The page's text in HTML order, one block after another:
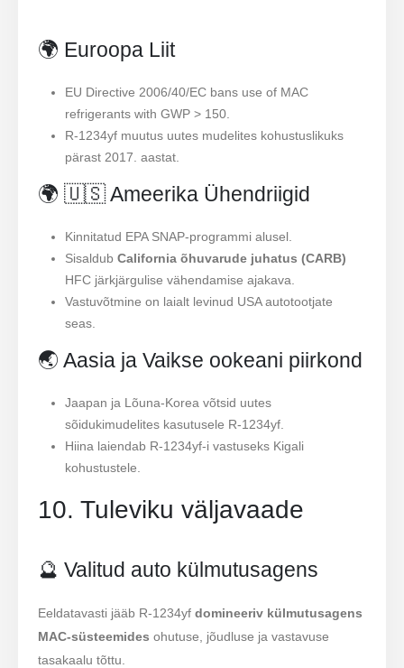
🌍 Euroopa Liit
EU Directive 2006/40/EC bans use of MAC
refrigerants with GWP > 150.
R-1234yf muutus uutes mudelites kohustuslikuks
pärast 2017. aastat.
🌍 🇺🇸 Ameerika Ühendriigid
Kinnitatud EPA SNAP-programmi alusel.
Sisaldub California õhuvarude juhatus (CARB)
HFC järkjärgulise vähendamise ajakava.
Vastuvõtmine on laialt levinud USA autotootjate
seas.
🌏 Aasia ja Vaikse ookeani piirkond
Jaapan ja Lõuna-Korea võtsid uutes
sõidukimudelites kasutusele R-1234yf.
Hiina laiendab R-1234yf-i vastuseks Kigali
kohustustele.
10. Tuleviku väljavaade
🔮 Valitud auto külmutusagens
Eeldatavasti jääb R-1234yfdomineeriv külmutusagens
MAC-süsteemides ohutuse, jõudluse ja vastavuse
tasakaalu tõttu.